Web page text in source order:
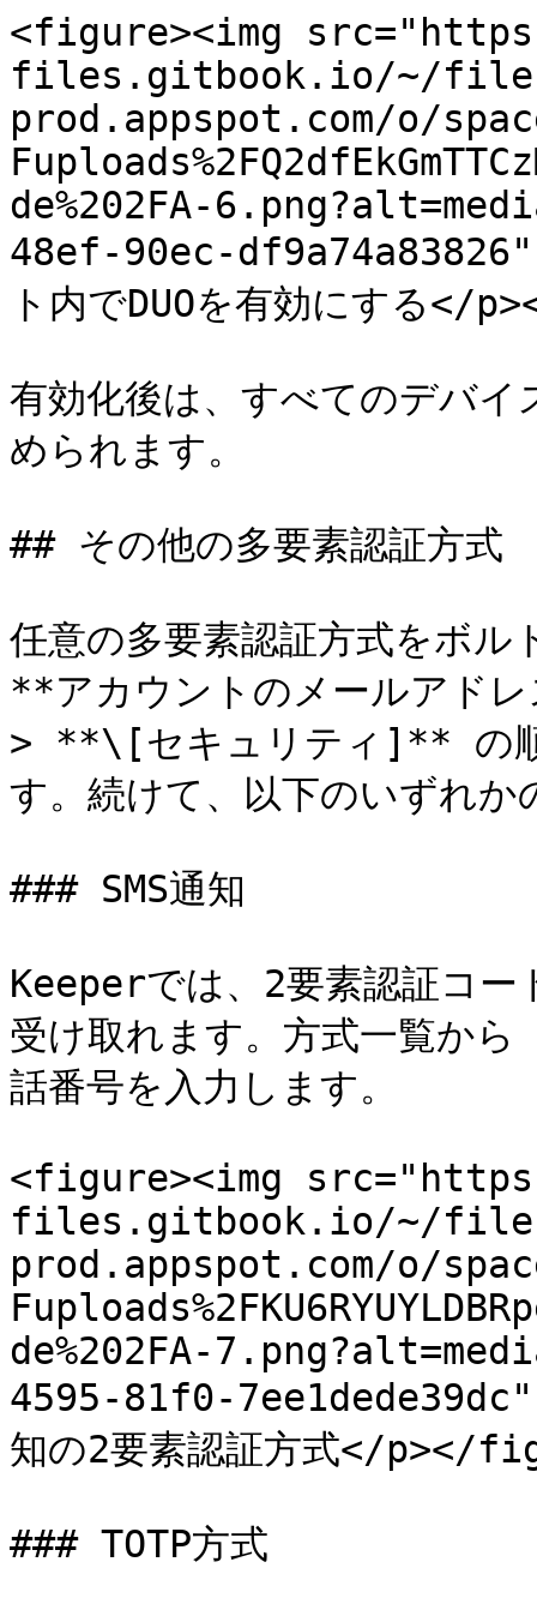
<figure><img
files.gitbook.io/~/
prod.appspot.com/o/
de%202FA-
48ef-90ec-
ト内でDUOを有効にする
有効化後は、すべてのデバ
められます。
## その他の多要素認証方式
任意の多要素認証方式をボル
**アカウントのメールア
> **\[セキュリティ]** の順
す。続けて、以下のいずれか
### SMS通知
Keeperでは、2要素認証コ
受け取れます。方式一覧か
話番号を入力します。
<figure><img
files.gitbook.io/~/
prod.appspot.com/o/
de%202FA-
4595-81f0-
知の2要素認証方式</
### TOTP方式